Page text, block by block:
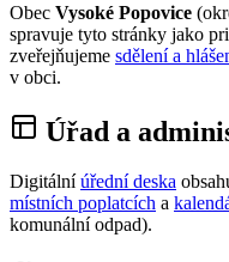
Obec Vysoké Popovice
spravuje tyto stránky jako
zveřejňujeme sdělení a
v obci.
Úřad a
Digitální úřední deska
místních poplatcích a
komunální odpad).